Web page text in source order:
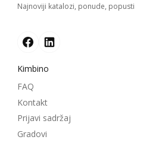
Najnoviji katalozi, ponude, popusti
Kimbino
FAQ
Kontakt
Prijavi sadržaj
Gradovi